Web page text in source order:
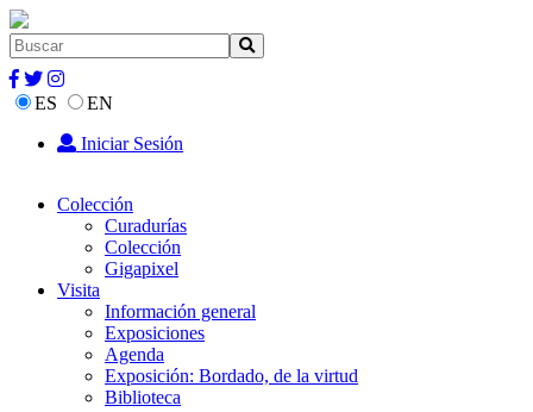
ES
EN
Iniciar Sesión
Colección
Curadurías
Colección
Gigapixel
Visita
Información general
Exposiciones
Agenda
Exposición: Bordado, de la virtud
Biblioteca